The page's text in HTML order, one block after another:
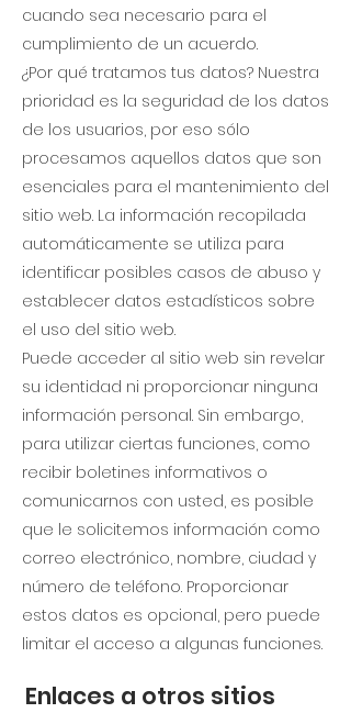
cuando sea necesario para el
cumplimiento de un acuerdo.
¿Por qué tratamos tus datos? Nuestra
prioridad es la seguridad de los datos
de los usuarios, por eso sólo
procesamos aquellos datos que son
esenciales para el mantenimiento del
sitio web. La información recopilada
automáticamente se utiliza para
identificar posibles casos de abuso y
establecer datos estadísticos sobre
el uso del sitio web.
Puede acceder al sitio web sin revelar
su identidad ni proporcionar ninguna
información personal. Sin embargo,
para utilizar ciertas funciones, como
recibir boletines informativos o
comunicarnos con usted, es posible
que le solicitemos información como
correo electrónico, nombre, ciudad y
número de teléfono. Proporcionar
estos datos es opcional, pero puede
limitar el acceso a algunas funciones.
Enlaces a otros sitios